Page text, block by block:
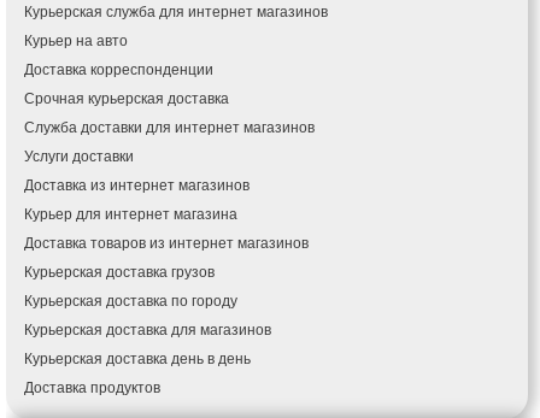
Курьерская служба для интернет магазинов
Курьер на авто
Доставка корреспонденции
Срочная курьерская доставка
Служба доставки для интернет магазинов
Услуги доставки
Доставка из интернет магазинов
Курьер для интернет магазина
Доставка товаров из интернет магазинов
Курьерская доставка грузов
Курьерская доставка по городу
Курьерская доставка для магазинов
Курьерская доставка день в день
Доставка продуктов